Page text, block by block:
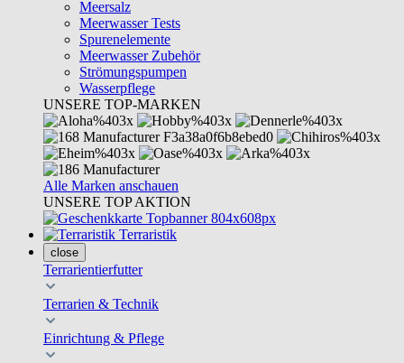
Meersalz
Meerwasser Tests
Spurenelemente
Meerwasser Zubehör
Strömungspumpen
Wasserpflege
UNSERE TOP-MARKEN
Alle Marken anschauen
UNSERE TOP AKTION
Terraristik
close
Terrarientierfutter
Terrarien & Technik
Einrichtung & Pflege